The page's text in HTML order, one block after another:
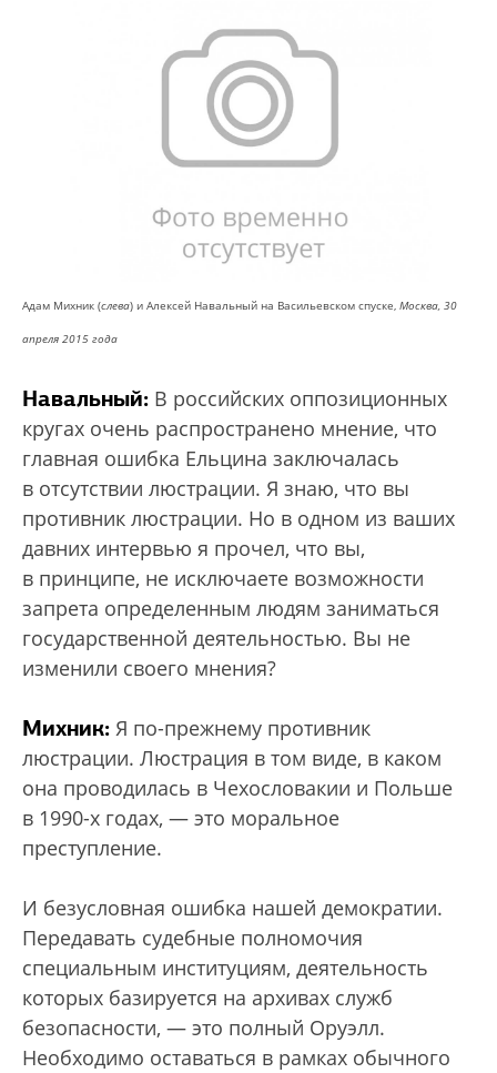
Адам Михник (слева) и Алексей Навальный на Васильевском спуске, Москва, 30
апреля 2015 года
Навальный: В российских оппозиционных
кругах очень распространено мнение, что
главная ошибка Ельцина заключалась
в отсутствии люстрации. Я знаю, что вы
противник люстрации. Но в одном из ваших
давних интервью я прочел, что вы,
в принципе, не исключаете возможности
запрета определенным людям заниматься
государственной деятельностью. Вы не
изменили своего мнения?
Михник: Я по-прежнему противник
люстрации. Люстрация в том виде, в каком
она проводилась в Чехословакии и Польше
в 1990-х годах, — это моральное
преступление.
И безусловная ошибка нашей демократии.
Передавать судебные полномочия
специальным институциям, деятельность
которых базируется на архивах служб
безопасности, — это полный Оруэлл.
Необходимо оставаться в рамках обычного